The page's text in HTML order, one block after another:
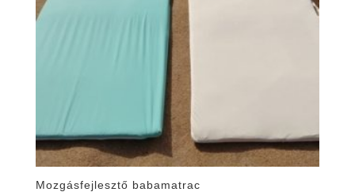
Mozgásfejlesztő babamatrac